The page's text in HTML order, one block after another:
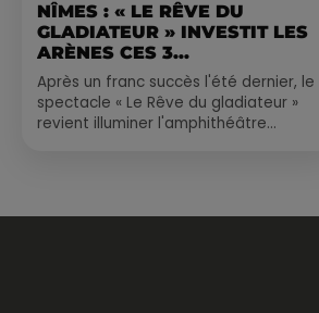
NÎMES : « LE RÊVE DU
GLADIATEUR » INVESTIT LES
ARÈNES CES 3...
Après un franc succès l'été dernier, le
spectacle « Le Rêve du gladiateur »
revient illuminer l'amphithéâtre